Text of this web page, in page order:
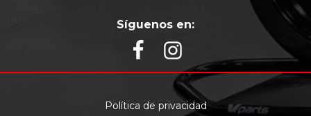
Síguenos en:
Política de privacidad